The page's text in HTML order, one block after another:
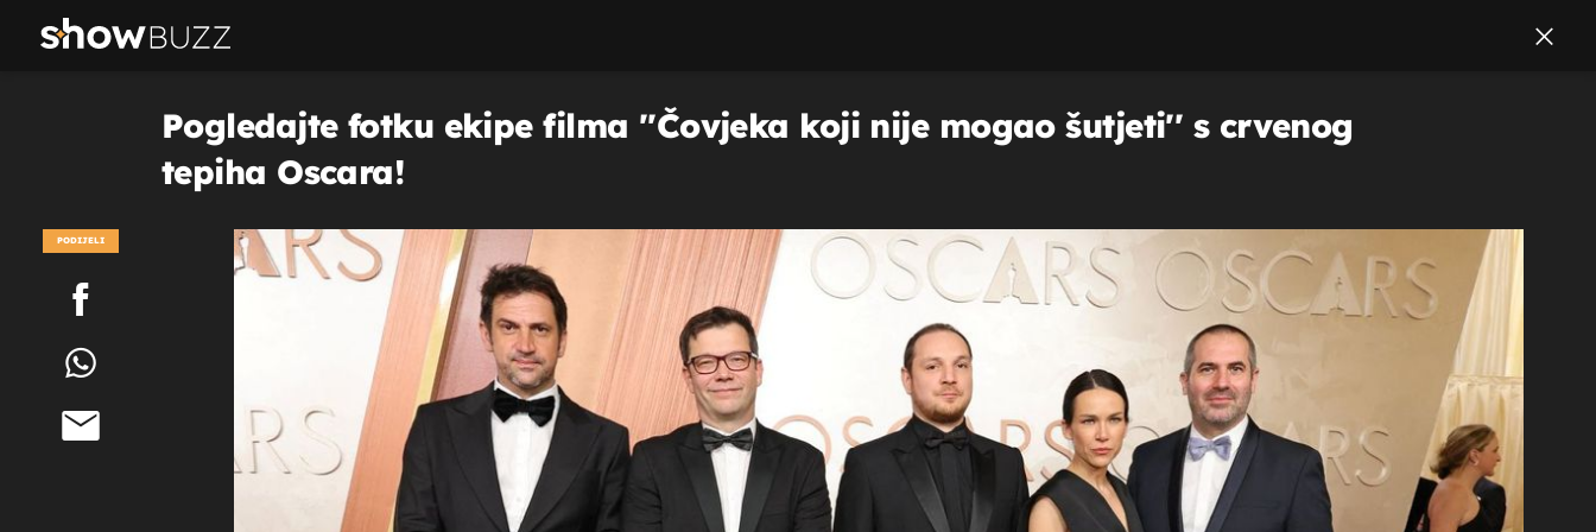
Pogledajte fotku ekipe filma ''Čovjeka koji nije mogao šutjeti'' s crvenog
tepiha Oscara!
PODIJELI
POGLEDAJ